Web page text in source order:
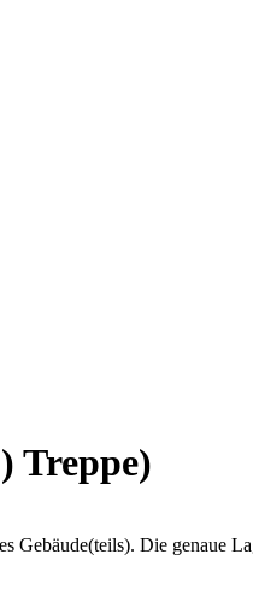
Treppe)
Gebäude(teils). Die genaue